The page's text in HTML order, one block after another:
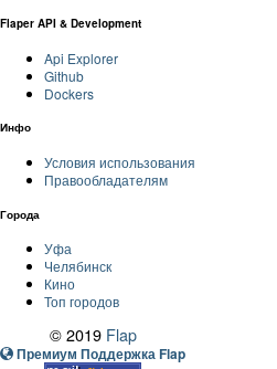
Flaper API & Development
Api Explorer
Github
Dockers
Инфо
Условия использования
Правообладателям
Города
Уфа
Челябинск
Кино
Топ городов
© 2019 Flap
Премиум Поддержка Flap